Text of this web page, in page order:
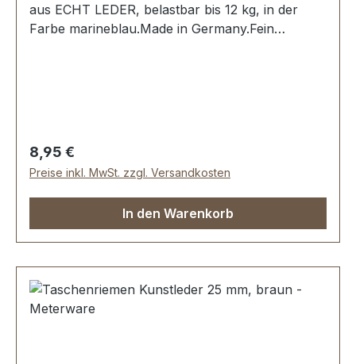
aus ECHT LEDER, belastbar bis 12 kg, in der
Farbe marineblau.Made in Germany.Fein
Regulärer Preis:
8,95 €
Preise inkl. MwSt. zzgl. Versandkosten
In den Warenkorb